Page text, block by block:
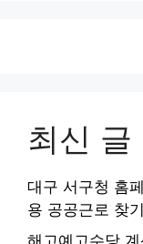
최신 글
대구 서구청 홈
용 공공근로 찾
해고예고수당